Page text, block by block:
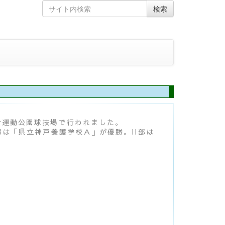
Skip
to
Search
for
検索
動公園球技場で行われました。
「県立神戸養護学校Ａ」が優勝。II部は